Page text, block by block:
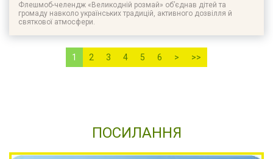
Флешмоб-челендж «Великодній розмай» об’єднав дітей та
громаду навколо українських традицій, активного дозвілля й
святкової атмосфери.
1 2 3 4 5 6 > >>
ПОСИЛАННЯ